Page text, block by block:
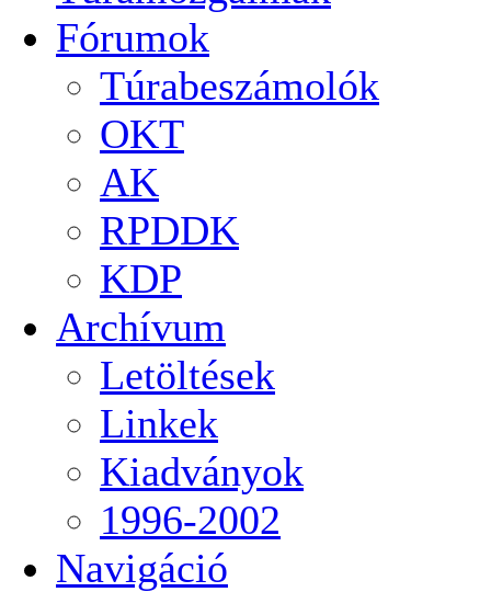
Fórumok
Túrabeszámolók
OKT
AK
RPDDK
KDP
Archívum
Letöltések
Linkek
Kiadványok
1996-2002
Navigáció